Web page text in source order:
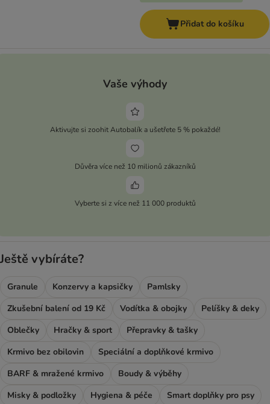
Přidat do košíku
Vaše výhody
Aktivujte si zoohit Autobalík a ušetřete 5 % pokaždé!
Důvěra více než 10 milionů zákazníků
Vyberte si z více než 11 000 produktů
Ještě vybíráte?
Granule Konzervy a kapsičky
Pamlsky
Zkušební balení od 19 Kč
Vodítka & obojky
Pelíšky & deky
Oblečky
Hračky & sport
Přepravky & tašky
Krmivo bez obilovin
Speciální a doplňkové krmivo
BARF & mražené krmivo
Boudy & výběhy
Misky & podložky
Hygiena & péče
Smart doplňky pro psy